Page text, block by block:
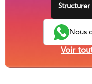
Nous
Voir